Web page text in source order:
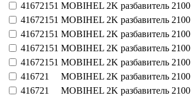
41672151 MOBIHEL 2K разбавитель 2100
41672151 MOBIHEL 2K разбавитель 2100
41672151 MOBIHEL 2K разбавитель 2100
41672151 MOBIHEL 2K разбавитель 2100
41672151 MOBIHEL 2K разбавитель 2100
416721
MOBIHEL 2K разбавитель 2100
416721
MOBIHEL 2K разбавитель 2100